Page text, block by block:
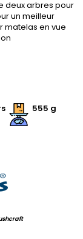
deux arbres pour
un meilleur
matelas en vue
555 g